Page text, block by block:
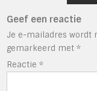
Geef een reactie
Je e-mailadres wordt
gemarkeerd met*
Reactie*